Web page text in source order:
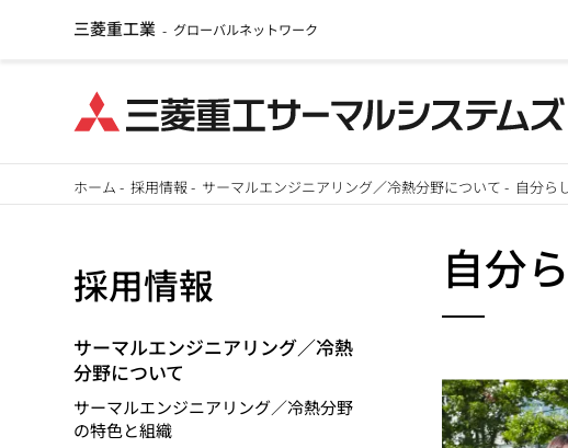
イ
三菱重工業 - グローバルネットワーク
ホーム -採用情報 - サーマルエンジニアリング／冷熱分野について - 自分ら
自分
採用情報
サーマルエンジニアリング／冷熱
分野について
サーマルエンジニアリング／冷熱分野
の特色と組織